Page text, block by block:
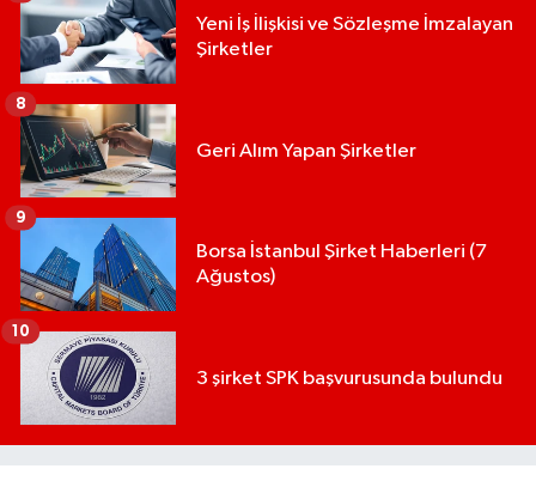
Yeni İş İlişkisi ve Sözleşme İmzalayan
Şirketler
Geri Alım Yapan Şirketler
8
Borsa İstanbul Şirket Haberleri (7
Ağustos)
9
3 şirket SPK başvurusunda bulundu
10